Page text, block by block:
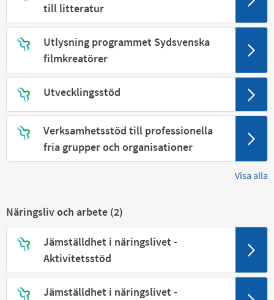
till litteratur
Utlysning programmet Sydsvenska
filmkreatörer
Utvecklingsstöd
Verksamhetsstöd till professionella
fria grupper och organisationer
Visa alla
Näringsliv och arbete (2)
Jämställdhet i näringslivet -
Aktivitetsstöd
Jämställdhet i näringslivet -